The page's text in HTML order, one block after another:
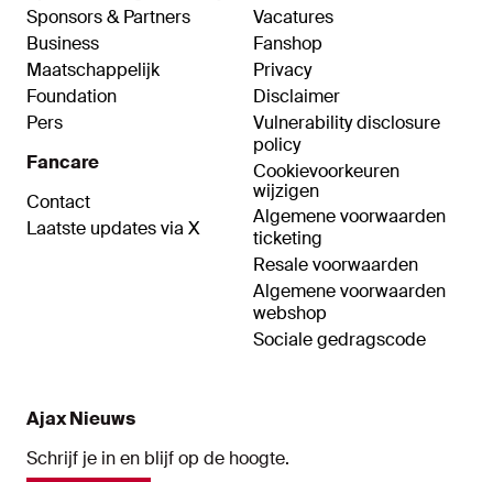
Sponsors & Partners
Business
Maatschappelijk
Foundation
Pers
Fancare
Contact
Laatste updates via X
Vacatures
Fanshop
Privacy
Disclaimer
Vulnerability disclosure
policy
Cookievoorkeuren
wijzigen
Algemene voorwaarden
ticketing
Resale voorwaarden
Algemene voorwaarden
webshop
Sociale gedragscode
Ajax Nieuws
Schrijf je in en blijf op de hoogte.